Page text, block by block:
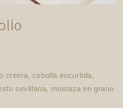
crema, cebolla encurtida,
sevillana, mostaza en grano